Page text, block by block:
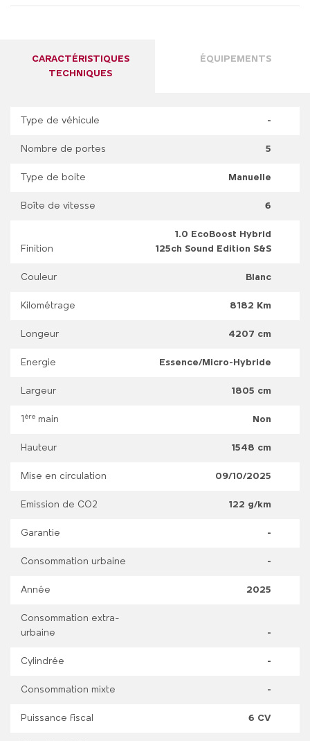
CARACTÉRISTIQUES
TECHNIQUES
ÉQUIPEMENTS
Type de véhicule -
Nombre de portes 5
Type de boite Manuelle
Boîte de vitesse 6
Finition
1.0 EcoBoost Hybrid
125ch Sound Edition S&S
Couleur Blanc
Kilométrage 8182 Km
Longeur 4207 cm
Energie Essence/Micro-Hybride
Largeur 1805 cm
1ère main Non
Hauteur 1548 cm
Mise en circulation 09/10/2025
Emission de CO2 122 g/km
Garantie -
Consommation urbaine -
Année 2025
Consommation extra-
urbaine
-
Cylindrée -
Consommation mixte -
Puissance fiscal 6 CV